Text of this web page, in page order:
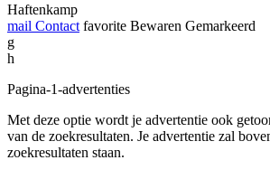
Haftenkamp
mail Contact favorite Bewaren Gemarkeerd
g
h
Pagina-1-advertenties
Met deze optie wordt je advertentie ook
van de zoekresultaten. Je advertentie zal
zoekresultaten staan.